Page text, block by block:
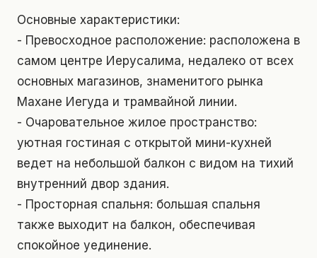
Основные характеристики:
- Превосходное расположение: расположена в
самом центре Иерусалима, недалеко от всех
основных магазинов, знаменитого рынка
Махане Иегуда и трамвайной линии.
- Очаровательное жилое пространство:
уютная гостиная с открытой мини-кухней
ведет на небольшой балкон с видом на тихий
внутренний двор здания.
- Просторная спальня: большая спальня
также выходит на балкон, обеспечивая
спокойное уединение.